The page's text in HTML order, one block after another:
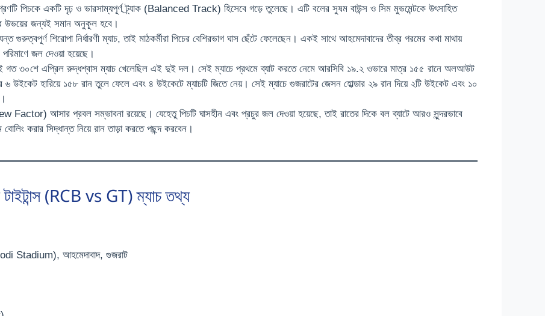
পিচকে একটি দৃঢ় ও ভারসাম্যপূর্ণ ট্র্যাক (Balanced Track) হিসেবে গড়ে তুলেছে। এটি বলের সুষম বাউন্স ও সিম মুভমেন্টকে উৎসাহিত
উভয়ের জন্যই সমান অনুকূল হবে।
গুরুত্বপূর্ণ শিরোপা নির্ধারণী ম্যাচ, তাই মাঠকর্মীরা পিচের বেশিরভাগ ঘাস ছেঁটে ফেলেছেন। একই সাথে আহমেদাবাদের তীব্র গরমের কথা মাথায়
জল দেওয়া হয়েছে।
গত ৩০শে এপ্রিল রুদ্ধশ্বাস ম্যাচ খেলেছিল এই দুই দল। সেই ম্যাচে প্রথমে ব্যাট করতে নেমে আরসিবি ১৯.২ ওভারে মাত্র ১৫৫ রানে অলআউট
৬ উইকেট হারিয়ে ১৫৮ রান তুলে ফেলে এবং ৪ উইকেটে ম্যাচটি জিতে নেয়। সেই ম্যাচে গুজরাটের জেসন হোল্ডার ২৯ রান দিয়ে ২টি উইকেট এবং ১০
Factor) আসার প্রবল সম্ভাবনা রয়েছে। যেহেতু পিচটি ঘাসহীন এবং প্রচুর জল দেওয়া হয়েছে, তাই রাতের দিকে বল ব্যাটে আরও সুন্দরভাবে
করার সিদ্ধান্ত নিয়ে রান তাড়া করতে পছন্দ করবেন।
টাইটান্স (RCB vs GT) ম্যাচ তথ্য
Stadium), আহমেদাবাদ, গুজরাট